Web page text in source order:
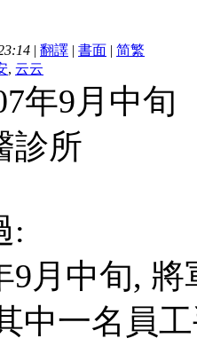
| 翻譯 | 書面 | 简繁
, 云云
年9月中
診所
:
9月中旬,
中一名員